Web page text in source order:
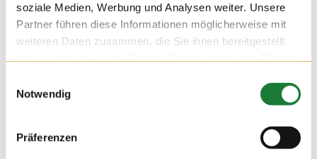
soziale Medien, Werbung und Analysen weiter. Unsere
Partner führen diese Informationen möglicherweise mit
weiteren Daten zusammen, die Sie ihnen bereitgestellt
Notwendig
Präferenzen
Wir durften am Mittwoch auf dem Hof Hatke die Klassen 4